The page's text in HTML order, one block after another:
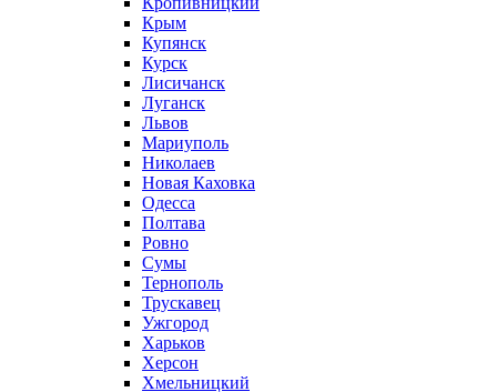
Крым
Купянск
Курск
Лисичанск
Луганск
Львов
Мариуполь
Николаев
Новая Каховка
Одесса
Полтава
Ровно
Сумы
Тернополь
Трускавец
Ужгород
Харьков
Херсон
Хмельницкий